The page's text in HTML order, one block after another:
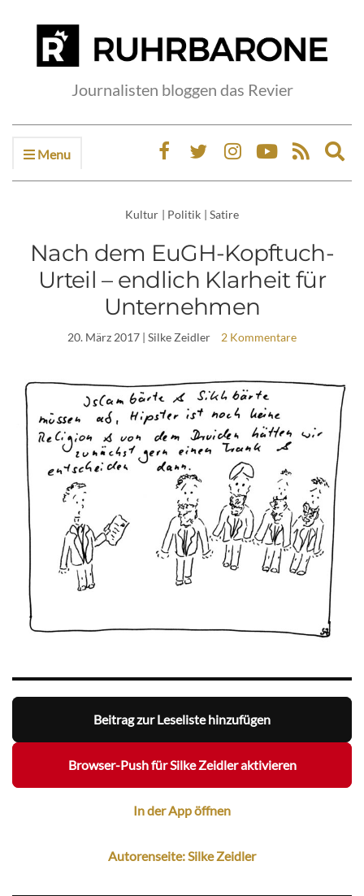
Journalisten bloggen das Revier
Menu
Kultur | Politik | Satire
Nach dem EuGH-Kopftuch-
Urteil – endlich Klarheit für
Unternehmen
20. März 2017 | Silke Zeidler 2 Kommentare
Beitrag zur Leseliste hinzufügen
Browser-Push für Silke Zeidler aktivieren
In der App öffnen
Autorenseite: Silke Zeidler